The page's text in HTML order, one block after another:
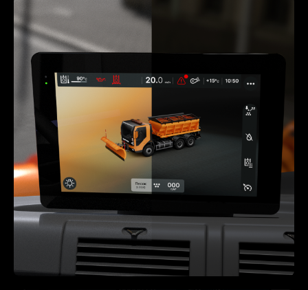
Узнать больше
решения. Находим
возможность для оптимизации
и облегчения труда оператора.